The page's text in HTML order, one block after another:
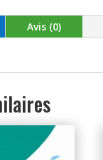
Avis (0)